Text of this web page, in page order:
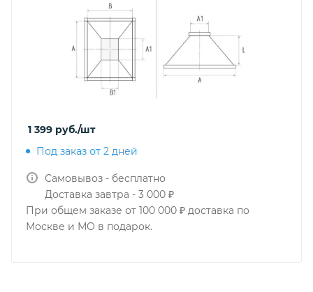
1 399 руб./шт
Под заказ от 2 дней
Самовывоз - бесплатно
Доставка завтра - 3 000 ₽
При общем заказе от 100 000 ₽ доставка по
Москве и МО в подарок.